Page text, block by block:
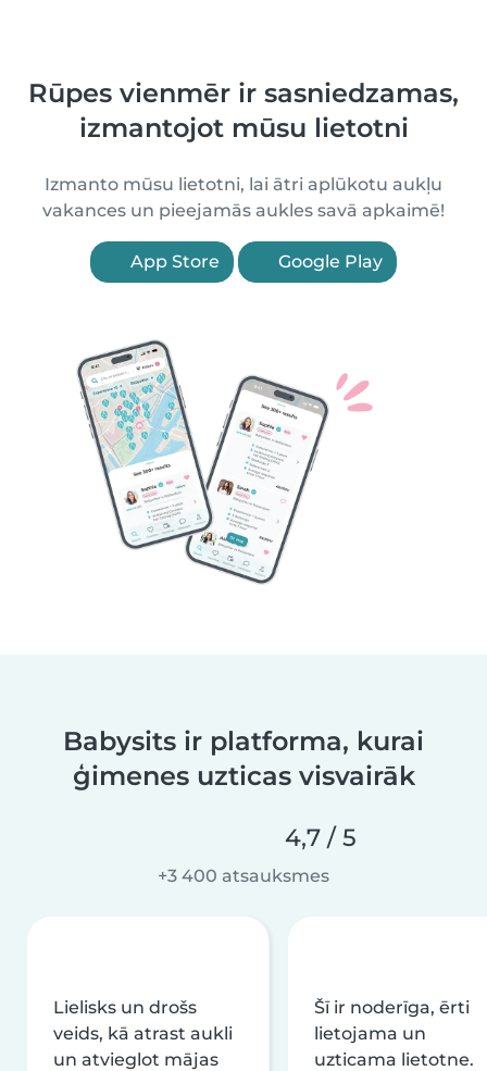
Rūpes vienmēr ir sasniedzamas,
izmantojot mūsu lietotni
Izmanto mūsu lietotni, lai ātri aplūkotu aukļu
vakances un pieejamās aukles savā apkaimē!
App Store Google Play
Babysits ir platforma, kurai
ģimenes uzticas visvairāk
4,7 / 5
+3 400 atsauksmes
Lielisks un drošs
veids, kā atrast aukli
un atvieglot mājas
Šī ir noderīga, ērti
lietojama un
uzticama lietotne.